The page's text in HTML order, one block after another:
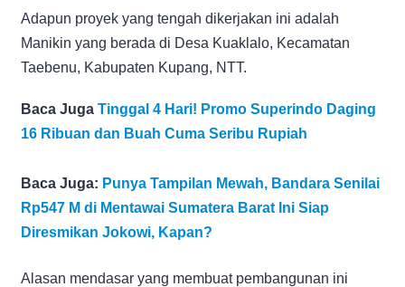
Adapun proyek yang tengah dikerjakan ini adalah
Manikin yang berada di Desa Kuaklalo, Kecamatan
Taebenu, Kabupaten Kupang, NTT.
Baca Juga Tinggal 4 Hari! Promo Superindo Daging
16 Ribuan dan Buah Cuma Seribu Rupiah
Baca Juga: Punya Tampilan Mewah, Bandara Senilai
Rp547 M di Mentawai Sumatera Barat Ini Siap
Diresmikan Jokowi, Kapan?
Alasan mendasar yang membuat pembangunan ini